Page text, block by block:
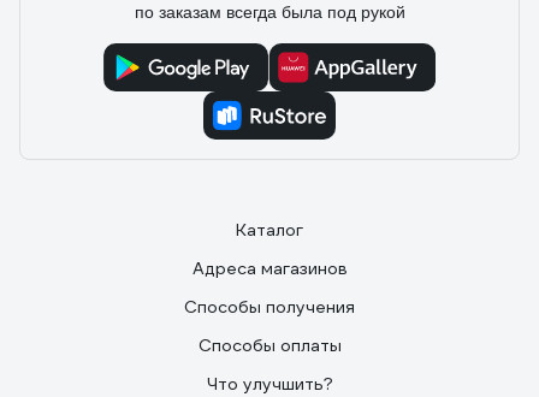
по заказам всегда была под рукой
Каталог
Адреса магазинов
Способы получения
Способы оплаты
Что улучшить?